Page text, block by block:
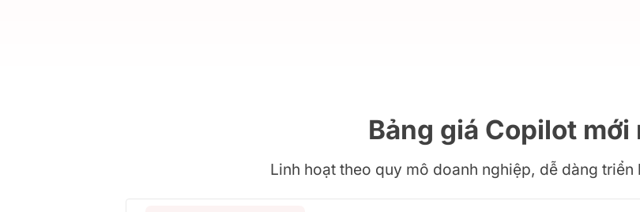
Bảng giá Copilot mới
Linh hoạt theo quy mô doanh nghiệp, dễ dàng